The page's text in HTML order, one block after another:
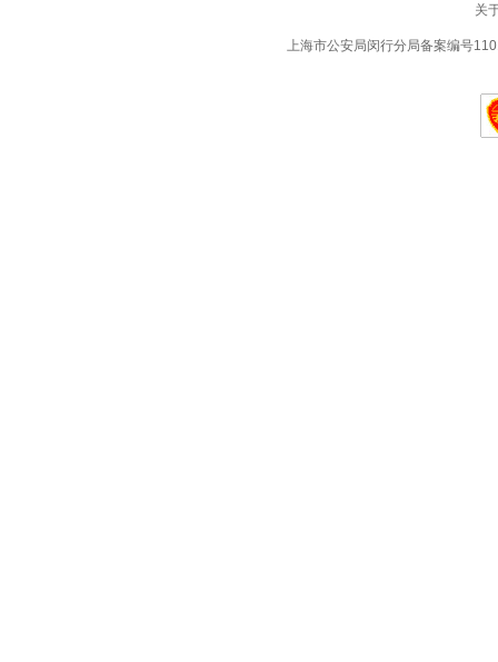
关
上海市公安局闵行分局备案编号